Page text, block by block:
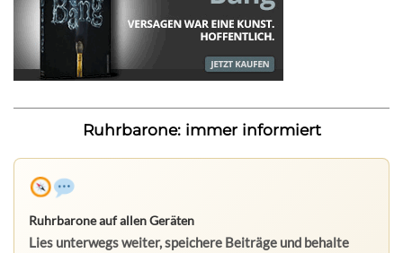
Ruhrbarone: immer informiert
Ruhrbarone auf allen Geräten
Lies unterwegs weiter, speichere Beiträge und behalte